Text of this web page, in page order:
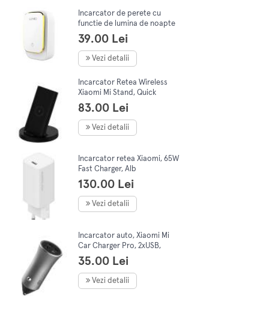
Incarcator de perete cu
functie de lumina de noapte
LDNIO A4405, 3x USB, 22W
(alb)
39.00 Lei
Vezi detalii
Incarcator Retea Wireless
Xiaomi Mi Stand, Quick
Charge, 20W, Negru
GDS4145GL
83.00 Lei
Vezi detalii
Incarcator retea Xiaomi, 65W
Fast Charger, Alb
130.00 Lei
Vezi detalii
Incarcator auto, Xiaomi Mi
Car Charger Pro, 2xUSB,
incarcare rapida
35.00 Lei
Vezi detalii